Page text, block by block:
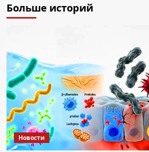
Больше историй
Новости